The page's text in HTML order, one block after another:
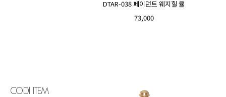
DTAR-038 페이던트 웨지힐 뮬
73,000
CODI ITEM